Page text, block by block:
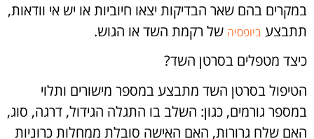
במקרים בהם שאר הבדיקות יצאו חיוביות או יש אי וודאות,
תתבצע ביופסיה של רקמת השד או הגוש.
כיצד מטפלים בסרטן השד?
הטיפול בסרטן השד מתבצע במספר מישורים ותלוי
במספר גורמים, כגון: השלב בו התגלה הגידול, דרגה, סוג,
האם שלח גרורות, האם האישה סובלת ממחלות כרוניות